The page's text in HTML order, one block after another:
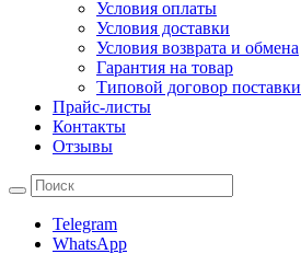
Условия оплаты
Условия доставки
Условия возврата и обмена
Гарантия на товар
Типовой договор поставки
Прайс-листы
Контакты
Отзывы
Telegram
WhatsApp